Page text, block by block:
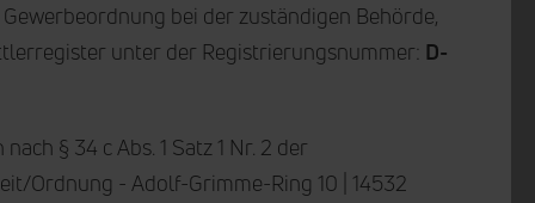
bei der zuständigen Behörde,
unter der Registrierungsnummer: D-
§ 34 c Abs. 1 Satz 1 Nr. 2 der
Ordnung - Adolf-Grimme-Ring 10 | 14532